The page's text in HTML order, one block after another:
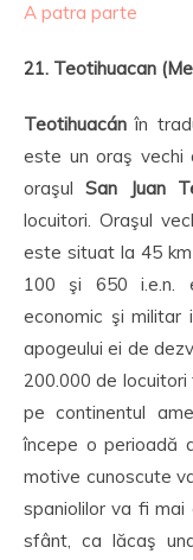
A patra parte
21. Teotihuacan
Teotihuacánîn
este un oraş vechi
oraşulSan Juan
locuitori. Oraşul
este situat la 45
100 şi 650 i.e.n.
economic şi militar
apogeului ei de
200.000 de
pe continentul
începe o perioadă
motive cunoscute
spaniolilor va fi
sfânt, ca lăcaş